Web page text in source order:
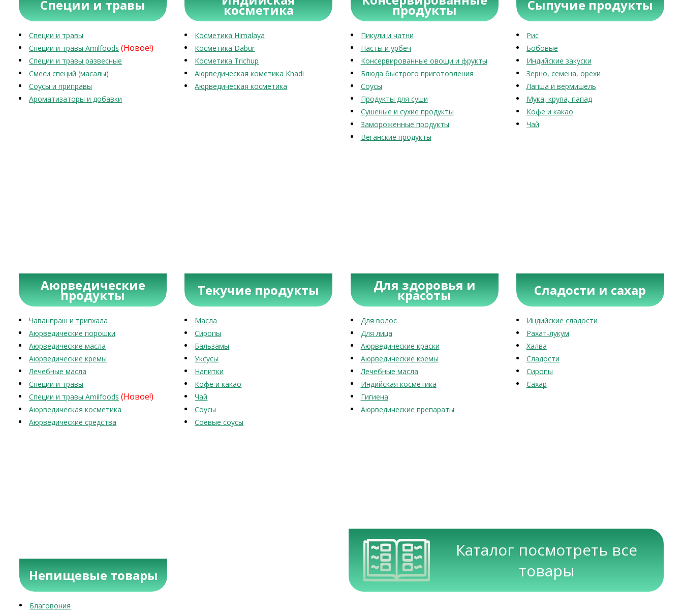
Специи и травы
Специи и травы
Специи и травы Amilfoods (Новое!)
Специи и травы развесные
Смеси специй (масалы)
Соусы и приправы
Ароматизаторы и добавки
косметика
Косметика Himalaya
Косметика Dabur
Косметика Trichup
Аюрведическая кометика Khadi
Аюрведическая косметика
продукты
Пикули и чатни
Пасты и урбеч
Консервированные овощи и фрукты
Блюда быстрого приготовления
Соусы
Продукты для суши
Сушеные и сухие продукты
Замороженные продукты
Веганские продукты
Сыпучие продукты
Рис
Бобовые
Индийские закуски
Зерно, семена, орехи
Лапша и вермишель
Мука, крупа, папад
Кофе и какао
Чай
Аюрведические
продукты
Чаванпраш и трипхала
Аюрведические порошки
Аюрведические масла
Аюрведические кремы
Лечебные масла
Специи и травы
Специи и травы Amilfoods (Новое!)
Аюрведическая косметика
Аюрведические средства
Текучие продукты
Масла
Сиропы
Бальзамы
Уксусы
Напитки
Кофе и какао
Чай
Соусы
Соевые соусы
Для здоровья и
красоты
Для волос
Для лица
Аюрведические краски
Аюрведические кремы
Лечебные масла
Индийская косметика
Гигиена
Аюрведические препараты
Сладости и сахар
Индийские сладости
Рахат-лукум
Халва
Сладости
Сиропы
Сахар
Непищевые товары
Благовония
Каталог посмотреть все
товары